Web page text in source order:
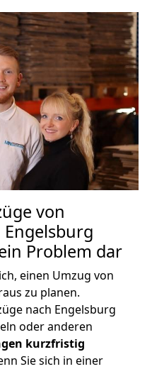
von
Problem dar
einen Umzug von
zu planen.
nach Engelsburg
oder anderen
kurzfristig
Sie sich in einer